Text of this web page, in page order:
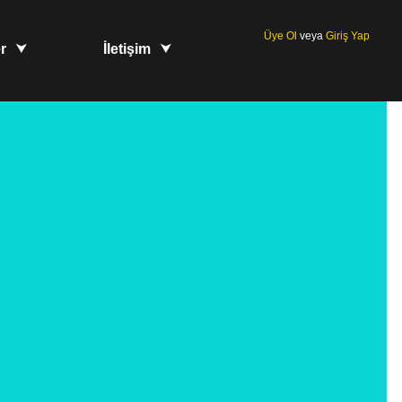
İletişim
Üye Ol veya Giriş Yap